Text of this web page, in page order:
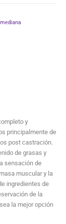
y
principalmente de
post castración.
de grasas y
sensación de
muscular y la
ingredientes de
de la
la mejor opción